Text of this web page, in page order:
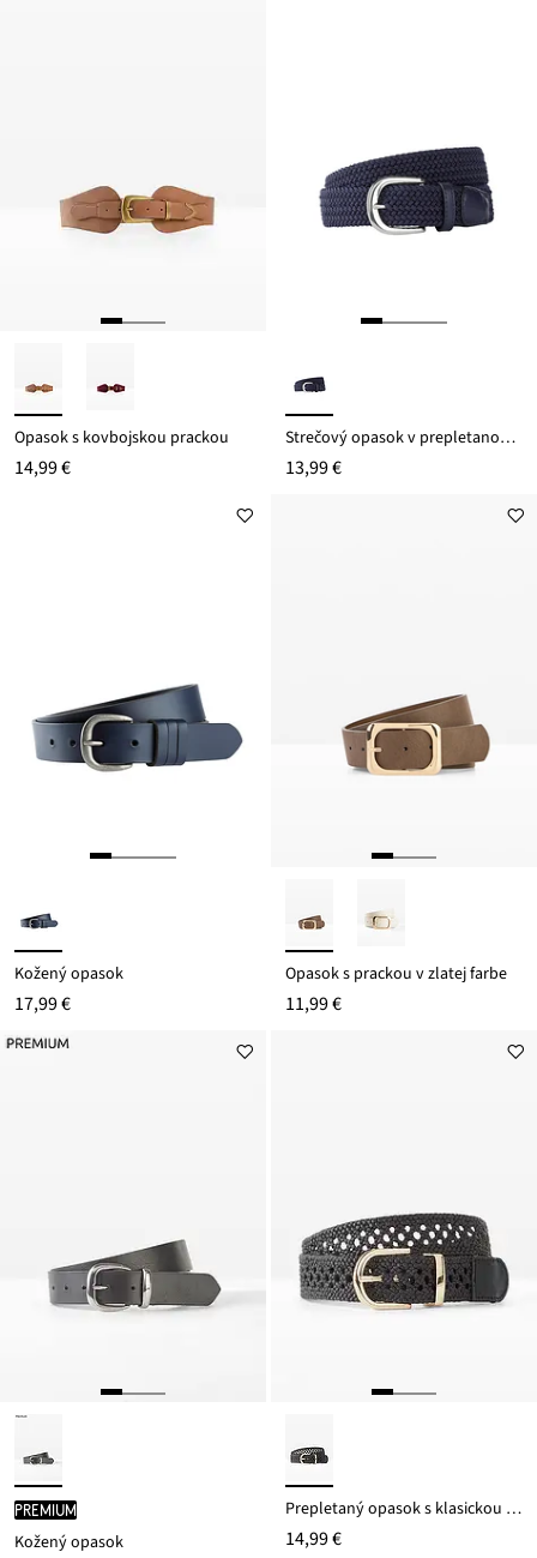
Opasok s kovbojskou prackou
14,99 €
Strečový opasok v prepletanom vzhľade
13,99 €
Kožený opasok
17,99 €
Opasok s prackou v zlatej farbe
11,99 €
PREMIUM
Kožený opasok
Prepletaný opasok s klasickou sponou
14,99 €